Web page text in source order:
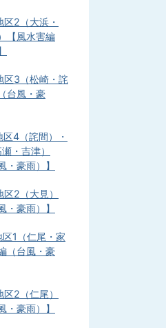
2（大浜・
【風水害編
3（松崎・詫
台風・豪
4（詫間）・
・吉津）
・豪雨）】
2（大見）
・豪雨）】
1（仁尾・家
（台風・豪
2（仁尾）
・豪雨）】